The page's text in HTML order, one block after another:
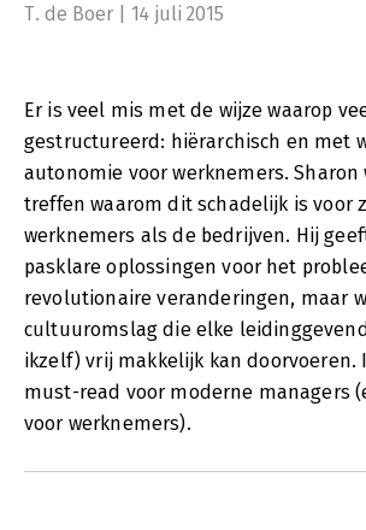
T. de Boer | 14 juli 2015
Er is veel mis met de wijze waarop
gestructureerd: hiërarchisch en met
autonomie voor werknemers. Sharon
treffen waarom dit schadelijk is voor
werknemers als de bedrijven. Hij
pasklare oplossingen voor het
revolutionaire veranderingen, maar
cultuuromslag die elke
ikzelf) vrij makkelijk kan doorvoeren.
must-read voor moderne managers
voor werknemers).